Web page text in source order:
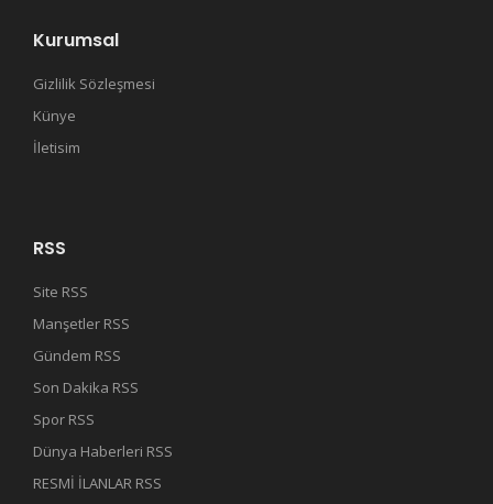
Kurumsal
Gizlilik Sözleşmesi
Künye
İletisim
RSS
Site RSS
Manşetler RSS
Gündem RSS
Son Dakika RSS
Spor RSS
Dünya Haberleri RSS
RESMİ İLANLAR RSS